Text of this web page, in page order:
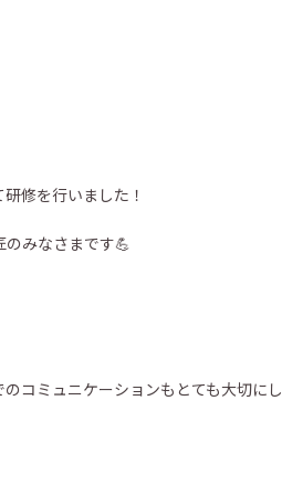
修を行いました！
みなさまです💪
コミュニケーションもとても大切にし